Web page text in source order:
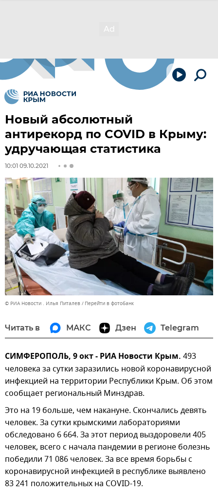
Новый абсолютный
антирекорд по COVID в Крыму:
удручающая статистика
10:01 09.10.2021
© РИА Новости . Илья Питалев Перейти в фотобанк
Читать в МАКС Дзен Telegram
СИМФЕРОПОЛЬ, 9 окт - РИА Новости Крым. 493
человека за сутки заразились новой коронавирусной
инфекцией на территории Республики Крым. Об этом
сообщает региональный Минздрав.
Это на 19 больше, чем накануне. Скончались девять
человек. За сутки крымскими лабораториями
обследовано 6 664. За этот период выздоровели 405
человек, всего с начала пандемии в регионе болезнь
победили 71 086 человек. За все время борьбы с
коронавирусной инфекцией в республике выявлено
83 241 положительных на COVID-19.